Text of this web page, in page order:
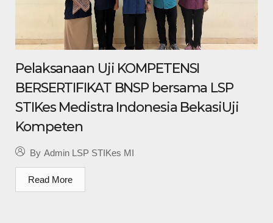
Pelaksanaan Uji KOMPETENSI
BERSERTIFIKAT BNSP bersama LSP
STIKes Medistra Indonesia BekasiUji
Kompeten
By Admin LSP STIKes MI
Read More